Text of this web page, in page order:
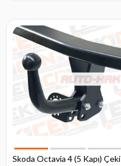
Skoda Octavia 4 (5 Kapı) Çeki